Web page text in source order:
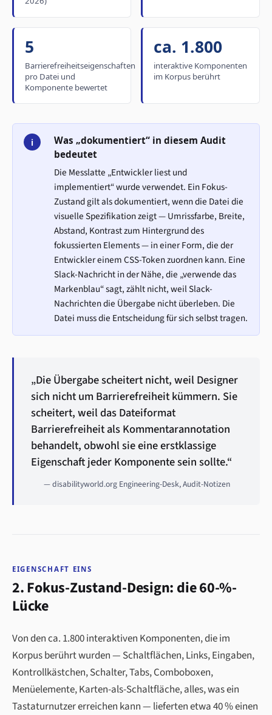
5
Barrierefreiheitseigenschaften
pro Datei und
Komponente bewertet
ca. 1.800
interaktive Komponenten
im Korpus berührt
i
Was „dokumentiert“ in diesem Audit
bedeutet
Die Messlatte „Entwickler liest und
implementiert“ wurde verwendet. Ein Fokus-
Zustand gilt als dokumentiert, wenn die Datei die
visuelle Spezifikation zeigt — Umrissfarbe, Breite,
Abstand, Kontrast zum Hintergrund des
fokussierten Elements — in einer Form, die der
Entwickler einem CSS-Token zuordnen kann. Eine
Slack-Nachricht in der Nähe, die „verwende das
Markenblau“ sagt, zählt nicht, weil Slack-
Nachrichten die Übergabe nicht überleben. Die
Datei muss die Entscheidung für sich selbst tragen.
„Die Übergabe scheitert nicht, weil Designer
sich nicht um Barrierefreiheit kümmern. Sie
scheitert, weil das Dateiformat
Barrierefreiheit als Kommentarannotation
behandelt, obwohl sie eine erstklassige
Eigenschaft jeder Komponente sein sollte.“
— disabilityworld.org Engineering-Desk, Audit-Notizen
EIGENSCHAFT EINS
2. Fokus-Zustand-Design: die 60-%-
Lücke
Von den ca. 1.800 interaktiven Komponenten, die im
Korpus berührt wurden — Schaltflächen, Links, Eingaben,
Kontrollkästchen, Schalter, Tabs, Comboboxen,
Menüelemente, Karten-als-Schaltfläche, alles, was ein
Tastaturnutzer erreichen kann — lieferten etwa 40 % einen